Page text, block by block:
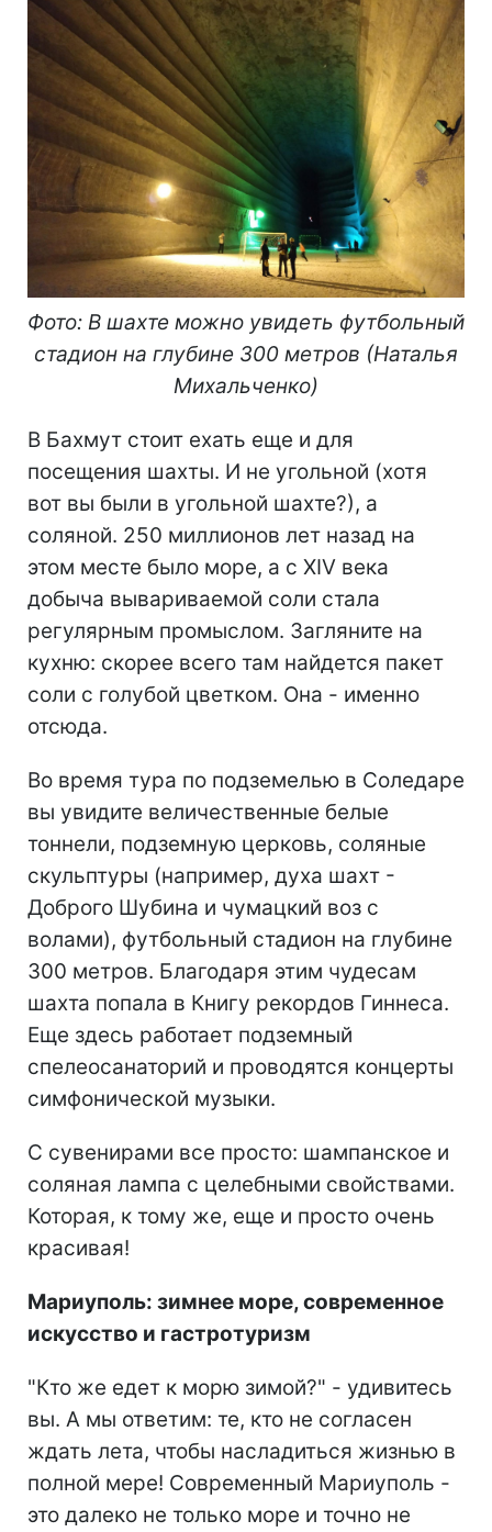
Фото: В шахте можно увидеть футбольный
стадион на глубине 300 метров (Наталья
Михальченко)
В Бахмут стоит ехать еще и для
посещения шахты. И не угольной (хотя
вот вы были в угольной шахте?), а
соляной. 250 миллионов лет назад на
этом месте было море, а с XIV века
добыча вывариваемой соли стала
регулярным промыслом. Загляните на
кухню: скорее всего там найдется пакет
соли с голубой цветком. Она - именно
отсюда.
Во время тура по подземелью в Соледаре
вы увидите величественные белые
тоннели, подземную церковь, соляные
скульптуры (например, духа шахт -
Доброго Шубина и чумацкий воз с
волами), футбольный стадион на глубине
300 метров. Благодаря этим чудесам
шахта попала в Книгу рекордов Гиннеса.
Еще здесь работает подземный
спелеосанаторий и проводятся концерты
симфонической музыки.
С сувенирами все просто: шампанское и
соляная лампа с целебными свойствами.
Которая, к тому же, еще и просто очень
красивая!
Мариуполь: зимнее море, современное
искусство и гастротуризм
"Кто же едет к морю зимой?" - удивитесь
вы. А мы ответим: те, кто не согласен
ждать лета, чтобы насладиться жизнью в
полной мере! Современный Мариуполь -
это далеко не только море и точно не